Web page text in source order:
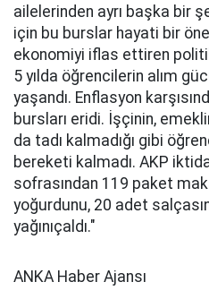
ailelerinden ayrı başka bir
için bu burslar hayati bir
ekonomiyi iflas ettiren
5 yılda öğrencilerin alım
yaşandı. Enflasyon
bursları eridi. İşçinin,
da tadı kalmadığı gibi
bereketi kalmadı. AKP
sofrasından 119 paket
yoğurdunu, 20 adet
yağınıçaldı."
ANKA Haber Ajansı